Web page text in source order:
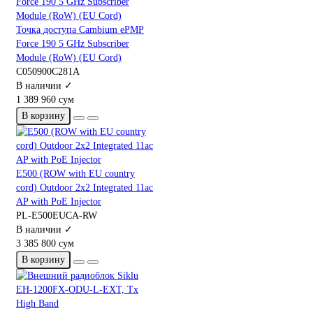
Точка доступа Cambium ePMP
Force 190 5 GHz Subscriber
Module (RoW) (EU Cord)
C050900C281A
В наличии ✓
1 389 960 сум
В корзину
E500 (ROW with EU country
cord) Outdoor 2x2 Integrated 11ac
AP with PoE Injector
PL-E500EUCA-RW
В наличии ✓
3 385 800 сум
В корзину